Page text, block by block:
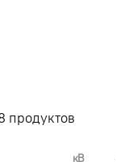
продуктов
кВ